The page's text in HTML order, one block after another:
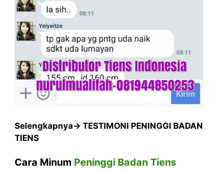
Selengkapnya-> TESTIMONI PENINGGI BADAN
TIENS
Cara Minum Peninggi Badan Tiens